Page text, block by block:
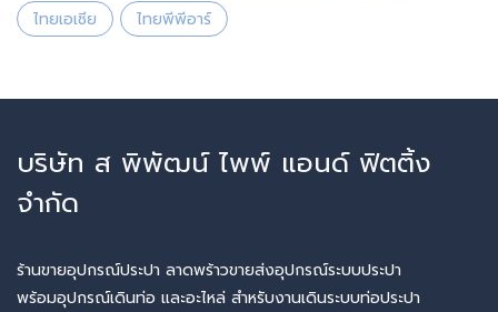
ไทยเอเซีย ไทยพีพีอาร์
บริษัท ส พิพัฒน์ ไพพ์ แอนด์ ฟิตติ้ง
จำกัด
ร้านขายอุปกรณ์ประปา ลาดพร้าวขายส่งอุปกรณ์ระบบประปา
พร้อมอุปกรณ์เดินท่อ และอะไหล่ สำหรับงานเดินระบบท่อประปา